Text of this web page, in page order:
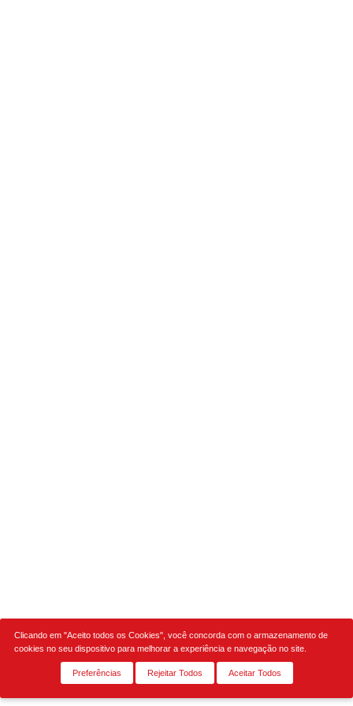
Clicando em "Aceito todos os Cookies", você concorda com o armazenamento de
cookies no seu dispositivo para melhorar a experiência e navegação no site.
Preferências Rejeitar Todos Aceitar Todos